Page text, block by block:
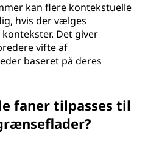
kan flere kontekstuelle
hvis der vælges
Det giver
vifte af
baseret på deres
faner tilpasses til